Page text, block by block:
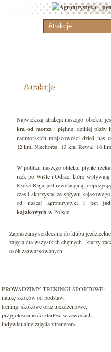
Atrakcje
Największą atrakcją naszego obiektu
km od morzai pięknej dzikiej plaży
nadmorskich miejscowości dzieli nas
12 km, Niechorze -13 km, Rewal- 16
W pobliżu naszego obiektu płynie
rzek po Wiśle i Odrze, które
Rzeka Rega jest rewelacyjną
czas i skorzystać ze spływu
od naszej agroturystyki i jest
kajakowychw Polsce.
Zapraszamy serdecznie do klubu
zajęcia dla wszystkich chętnych , którzy
osób zaawansowanych.
PROWADZIMY TRENINGI SPORTOWE:
naukę skoków od podstaw,
treningi skokowe oraz ujeżdzeniowe,
przygotowanie do startów w zawodach,
indywidualne zajęcia z trenerem.